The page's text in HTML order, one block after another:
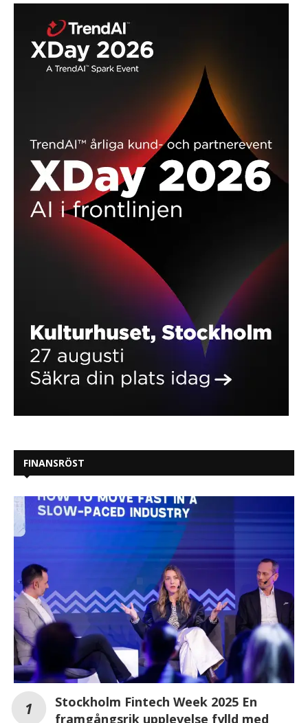
FINANSRÖST
Stockholm Fintech Week 2025 En
framgångsrik upplevelse fylld med